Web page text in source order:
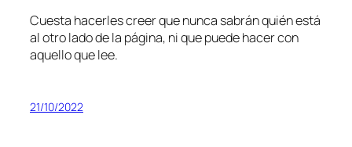
Cuesta hacerles creer que nunca sabrán quién está
al otro lado de la página, ni que puede hacer con
aquello que lee.
21/10/2022